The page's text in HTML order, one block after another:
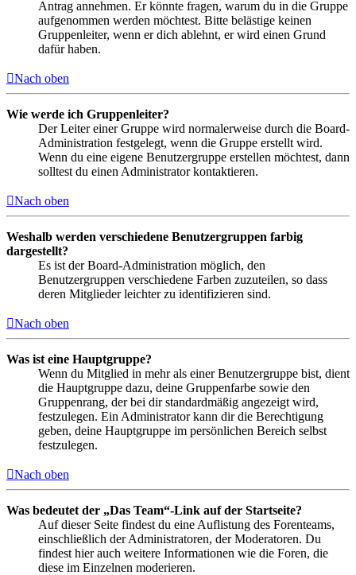
Antrag annehmen. Er könnte fragen, warum du in die Gruppe
aufgenommen werden möchtest. Bitte belästige keinen
Gruppenleiter, wenn er dich ablehnt, er wird einen Grund
dafür haben.
Nach oben
Wie werde ich Gruppenleiter?
Der Leiter einer Gruppe wird normalerweise durch die Board-
Administration festgelegt, wenn die Gruppe erstellt wird.
Wenn du eine eigene Benutzergruppe erstellen möchtest, dann
solltest du einen Administrator kontaktieren.
Nach oben
Weshalb werden verschiedene Benutzergruppen farbig
dargestellt?
Es ist der Board-Administration möglich, den
Benutzergruppen verschiedene Farben zuzuteilen, so dass
deren Mitglieder leichter zu identifizieren sind.
Nach oben
Was ist eine Hauptgruppe?
Wenn du Mitglied in mehr als einer Benutzergruppe bist, dient
die Hauptgruppe dazu, deine Gruppenfarbe sowie den
Gruppenrang, der bei dir standardmäßig angezeigt wird,
festzulegen. Ein Administrator kann dir die Berechtigung
geben, deine Hauptgruppe im persönlichen Bereich selbst
festzulegen.
Nach oben
Was bedeutet der „Das Team“-Link auf der Startseite?
Auf dieser Seite findest du eine Auflistung des Forenteams,
einschließlich der Administratoren, der Moderatoren. Du
findest hier auch weitere Informationen wie die Foren, die
diese im Einzelnen moderieren.